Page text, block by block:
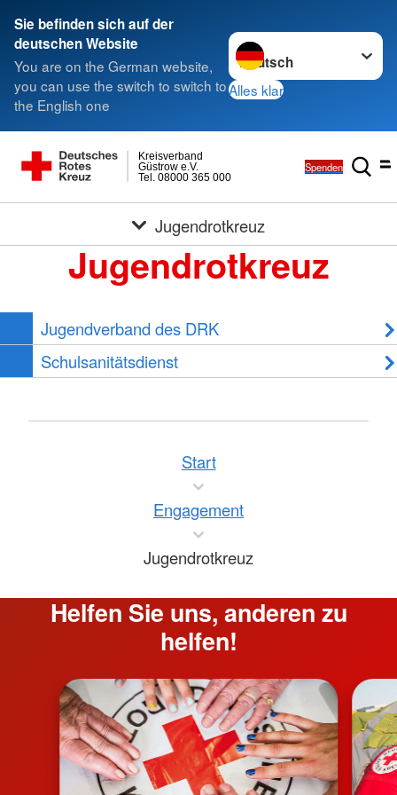
Sie befinden sich auf der
deutschen Website
You are on the German website,
you can use the switch to switch to
the English one
Sprache wechseln zu
Alles klar
Tel. 08000 365 000
Güstrow e.V.
Kreisverband
Spenden
Jugendrotkreuz
Jugendrotkreuz
Jugendverband des DRK
Schulsanitätsdienst
Start
Engagement
Jugendrotkreuz
Helfen Sie uns, anderen zu
helfen!